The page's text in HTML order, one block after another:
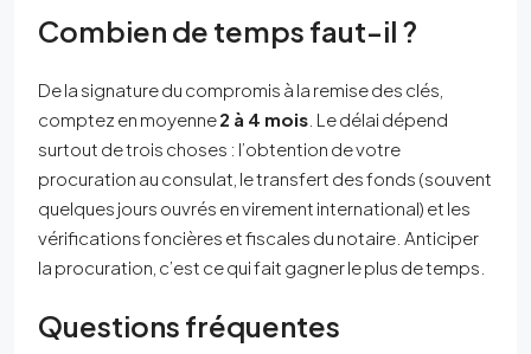
Combien de temps faut-il ?
De la signature du compromis à la remise des clés,
comptez en moyenne2 à 4 mois . Le délai dépend
surtout de trois choses : l’obtention de votre
procuration au consulat, le transfert des fonds (souvent
quelques jours ouvrés en virement international) et les
vérifications foncières et fiscales du notaire. Anticiper
la procuration, c’est ce qui fait gagner le plus de temps.
Questions fréquentes